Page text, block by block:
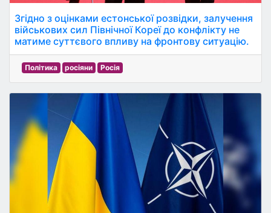
Згідно з оцінками естонської розвідки, залучення
військових сил Північної Кореї до конфлікту не
матиме суттєвого впливу на фронтову ситуацію.
Політика росіяни Росія